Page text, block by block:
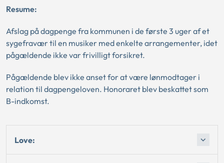
Resume:
Afslag på dagpenge fra kommunen i de første 3 uger af et
sygefravær til en musiker med enkelte arrangementer, idet
pågældende ikke var frivilligt forsikret.
Pågældende blev ikke anset for at være lønmodtager i
relation til dagpengeloven. Honoraret blev beskattet som
B-indkomst.
Love: